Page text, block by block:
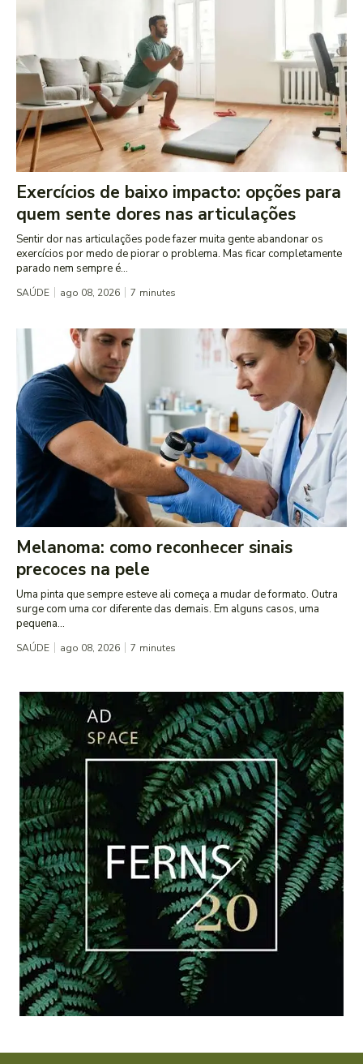
Exercícios de baixo impacto: opções para
quem sente dores nas articulações
Sentir dor nas articulações pode fazer muita gente abandonar os
exercícios por medo de piorar o problema. Mas ficar completamente
parado nem sempre é...
SAÚDE ago 08, 2026 7 minutes
Melanoma: como reconhecer sinais
precoces na pele
Uma pinta que sempre esteve ali começa a mudar de formato. Outra
surge com uma cor diferente das demais. Em alguns casos, uma
pequena...
SAÚDE ago 08, 2026 7 minutes